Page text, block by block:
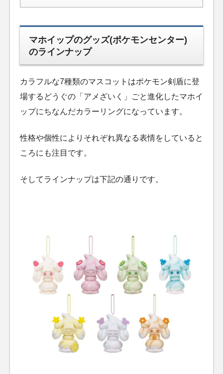
マホイップのグッズ(ポケモンセンター)
のラインナップ
カラフルな7種類のマスコットはポケモン剣盾に登
場するどうぐの「アメざいく」ごと進化したマホイ
ップにちなんだカラーリングになっています。
性格や個性によりそれぞれ異なる表情をしていると
ころにも注目です。
そしてラインナップは下記の通りです。